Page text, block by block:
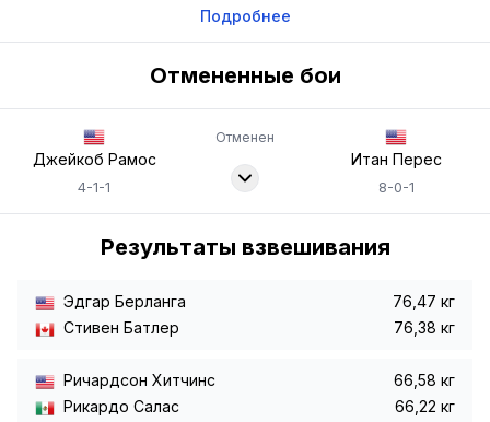
Подробнее
Отмененные бои
Джейкоб Рамос
4-1-1
Отменен
Итан Перес
8-0-1
Результаты взвешивания
Эдгар Берланга
76,47 кг
Стивен Батлер
76,38 кг
Ричардсон Хитчинс
66,58 кг
Рикардо Салас
66,22 кг